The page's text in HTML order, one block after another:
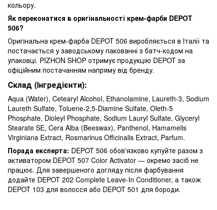
кольору.
Як переконатися в оригінальності крем-фарби DEPOT
506?
Оригінальна крем-фарба DEPOT 506 виробляється в Італії та
постачається у заводському пакованні з батч-кодом на
упаковці. PIZHON SHOP отримує продукцію DEPOT за
офіційним постачанням напряму від бренду.
Склад (Інгредієнти):
Aqua (Water), Cetearyl Alcohol, Ethanolamine, Laureth-3, Sodium
Laureth Sulfate, Toluene-2,5-Diamine Sulfate, Oleth-5
Phosphate, Dioleyl Phosphate, Sodium Lauryl Sulfate, Glyceryl
Stearate SE, Cera Alba (Beeswax), Panthenol, Hamamelis
Virginiana Extract, Rosmarinus Officinalis Extract, Parfum.
Порада експерта: DEPOT 506 обов'язково купуйте разом з
активатором DEPOT 507 Color Activator — окремо засіб не
працює. Для завершеного догляду після фарбування
додайте DEPOT 202 Complete Leave-In Conditioner, а також
DEPOT 103 для волосся або DEPOT 501 для бороди.